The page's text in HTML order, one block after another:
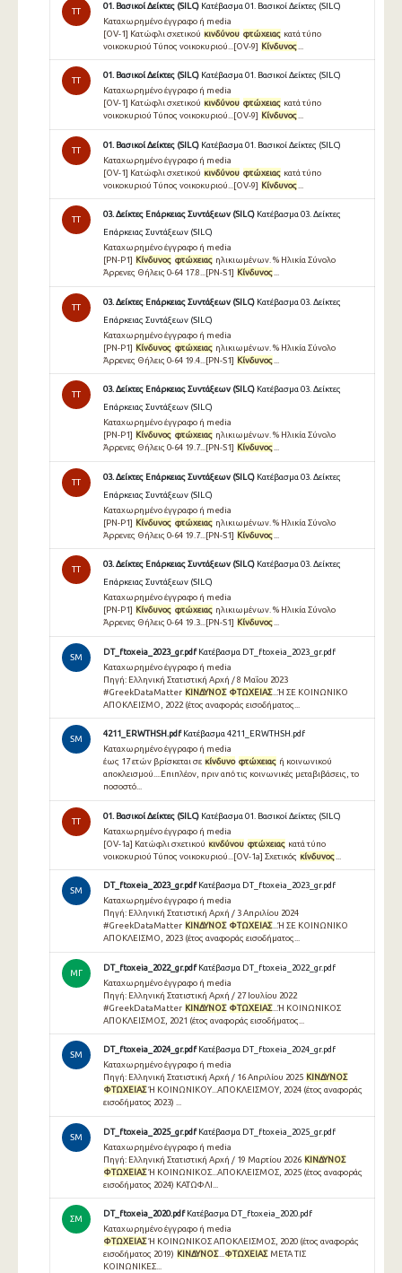
TT
01. Βασικοί Δείκτες (SILC) Κατέβασμα 01. Βασικοί Δείκτες (SILC)
Καταχωρημένο έγγραφο ή media
[OV-1] Κατώφλι σχετικού κινδύνου φτώχειας κατά τύπο
νοικοκυριού Τύπος νοικοκυριού...[OV-9] Κίνδυνος
TT
01. Βασικοί Δείκτες (SILC) Κατέβασμα 01. Βασικοί Δείκτες (SILC)
Καταχωρημένο έγγραφο ή media
[OV-1] Κατώφλι σχετικού κινδύνου φτώχειας κατά τύπο
νοικοκυριού Τύπος νοικοκυριού...[OV-9] Κίνδυνος...
TT
01. Βασικοί Δείκτες (SILC) Κατέβασμα 01. Βασικοί Δείκτες (SILC)
Καταχωρημένο έγγραφο ή media
[OV-1] Κατώφλι σχετικού κινδύνου φτώχειας κατά τύπο
νοικοκυριού Τύπος νοικοκυριού...[OV-9] Κίνδυνος
TT
03. Δείκτες Επάρκειας Συντάξεων (SILC) Κατέβασμα 03. Δείκτες
Επάρκειας Συντάξεων (SILC)
Καταχωρημένο έγγραφο ή media
[PN-P1] Κίνδυνος φτώχειας ηλικιωμένων. % Ηλικία Σύνολο
Άρρενες Θήλεις 0-64 17.8...[PN-S1] Κίνδυνος...
TT
03. Δείκτες Επάρκειας Συντάξεων (SILC) Κατέβασμα 03. Δείκτες
Επάρκειας Συντάξεων (SILC)
Καταχωρημένο έγγραφο ή media
[PN-P1] Κίνδυνος φτώχειας ηλικιωμένων. % Ηλικία Σύνολο
Άρρενες Θήλεις 0-64 19.4...[PN-S1] Κίνδυνος
TT
03. Δείκτες Επάρκειας Συντάξεων (SILC) Κατέβασμα 03. Δείκτες
Επάρκειας Συντάξεων (SILC)
Καταχωρημένο έγγραφο ή media
[PN-P1] Κίνδυνος φτώχειας ηλικιωμένων. % Ηλικία Σύνολο
Άρρενες Θήλεις 0-64 19.7...[PN-S1] Κίνδυνος...
TT
03. Δείκτες Επάρκειας Συντάξεων (SILC) Κατέβασμα 03. Δείκτες
Επάρκειας Συντάξεων (SILC)
Καταχωρημένο έγγραφο ή media
[PN-P1] Κίνδυνος φτώχειας ηλικιωμένων. % Ηλικία Σύνολο
Άρρενες Θήλεις 0-64 19.7...[PN-S1] Κίνδυνος
TT
03. Δείκτες Επάρκειας Συντάξεων (SILC) Κατέβασμα 03. Δείκτες
Επάρκειας Συντάξεων (SILC)
Καταχωρημένο έγγραφο ή media
[PN-P1] Κίνδυνος φτώχειας ηλικιωμένων. % Ηλικία Σύνολο
Άρρενες Θήλεις 0-64 19.3...[PN-S1] Κίνδυνος...
SM
DT_ftoxeia_2023_gr.pdf Κατέβασμα DT_ftoxeia_2023_gr.pdf
Καταχωρημένο έγγραφο ή media
Πηγή: Ελληνική Στατιστική Αρχή / 8 Μαΐου 2023
#GreekDataMatter ΚΙΝΔΥΝΟΣ ΦΤΩΧΕΙΑΣ...Ή ΣΕ ΚΟΙΝΩΝΙΚΟ
ΑΠΟΚΛΕΙΣΜΟ, 2022 (έτος αναφοράς εισοδήματος...
SM
4211_ERWTHSH.pdf Κατέβασμα 4211_ERWTHSH.pdf
Καταχωρημένο έγγραφο ή media
έως 17 ετών βρίσκεται σε κίνδυνο φτώχειας ή κοινωνικού
αποκλεισμού....Επιπλέον, πριν από τις κοινωνικές μεταβιβάσεις, το
ποσοστό...
TT
01. Βασικοί Δείκτες (SILC) Κατέβασμα 01. Βασικοί Δείκτες (SILC)
Καταχωρημένο έγγραφο ή media
[OV-1a] Κατώφλι σχετικού κινδύνου φτώχειας κατά τύπο
νοικοκυριού Τύπος νοικοκυριού...[OV-1a] Σχετικός κίνδυνος
SM
DT_ftoxeia_2023_gr.pdf Κατέβασμα DT_ftoxeia_2023_gr.pdf
Καταχωρημένο έγγραφο ή media
Πηγή: Ελληνική Στατιστική Αρχή / 3 Απριλίου 2024
#GreekDataMatter ΚΙΝΔΥΝΟΣ ΦΤΩΧΕΙΑΣ...Ή ΣΕ ΚΟΙΝΩΝΙΚΟ
ΑΠΟΚΛΕΙΣΜΟ, 2023 (έτος αναφοράς εισοδήματος...
ΜΓ
DT_ftoxeia_2022_gr.pdf Κατέβασμα DT_ftoxeia_2022_gr.pdf
Καταχωρημένο έγγραφο ή media
Πηγή: Ελληνική Στατιστική Αρχή / 27 Ιουλίου 2022
#GreekDataMatter ΚΙΝΔΥΝΟΣ ΦΤΩΧΕΙΑΣ...Ή ΚΟΙΝΩΝΙΚΟΣ
ΑΠΟΚΛΕΙΣΜΟΣ, 2021 (έτος αναφοράς εισοδήματος...
SM
DT_ftoxeia_2024_gr.pdf Κατέβασμα DT_ftoxeia_2024_gr.pdf
Καταχωρημένο έγγραφο ή media
Πηγή: Ελληνική Στατιστική Αρχή / 16 Απριλίου 2025 ΚΙΝΔΥΝΟΣ
ΦΤΩΧΕΙΑΣΉ ΚΟΙΝΩΝΙΚΟΥ...ΑΠΟΚΛΕΙΣΜΟΥ, 2024 (έτος αναφοράς
εισοδήματος 2023) ...
SM
DT_ftoxeia_2025_gr.pdf Κατέβασμα DT_ftoxeia_2025_gr.pdf
Καταχωρημένο έγγραφο ή media
Πηγή: Ελληνική Στατιστική Αρχή / 19 Μαρτίου 2026 ΚΙΝΔΥΝΟΣ
ΦΤΩΧΕΙΑΣΉ ΚΟΙΝΩΝΙΚΟΣ...ΑΠΟΚΛΕΙΣΜΟΣ, 2025 (έτος αναφοράς
εισοδήματος 2024) ΚΑΤΩΦΛΙ...
ΣΜ
DT_ftoxeia_2020.pdf Κατέβασμα DT_ftoxeia_2020.pdf
Καταχωρημένο έγγραφο ή media
ΦΤΩΧΕΙΑΣΉ ΚΟΙΝΩΝΙΚΟΣ ΑΠΟΚΛΕΙΣΜΟΣ, 2020 (έτος αναφοράς
εισοδήματος 2019) ΚΙΝΔΥΝΟΣ...ΦΤΩΧΕΙΑΣΜΕΤΑ ΤΙΣ
ΚΟΙΝΩΝΙΚΕΣ...